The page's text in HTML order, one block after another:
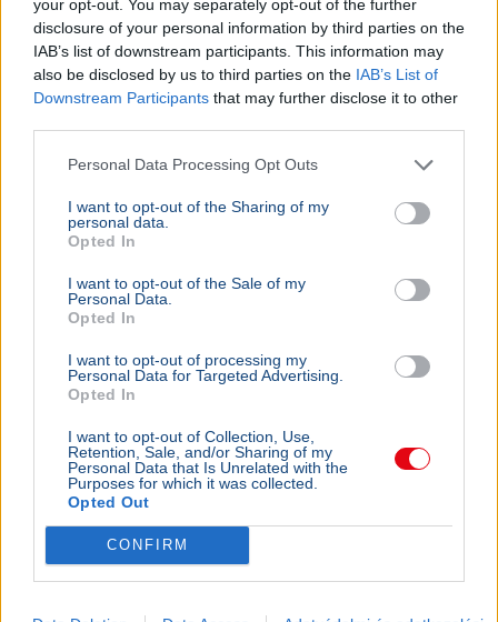
your opt-out. You may separately opt-out of the further
disclosure of your personal information by third parties on the
IAB’s list of downstream participants. This information may
also be disclosed by us to third parties on the IAB’s List of
Downstream Participants that may further disclose it to other
Personal Data Processing Opt Outs
I want to opt-out of the Sharing of my
personal data.
Opted In
I want to opt-out of the Sale of my
Personal Data.
Opted In
I want to opt-out of processing my
Personal Data for Targeted Advertising.
Opted In
I want to opt-out of Collection, Use,
Retention, Sale, and/or Sharing of my
Personal Data that Is Unrelated with the
Purposes for which it was collected.
Opted Out
CONFIRM